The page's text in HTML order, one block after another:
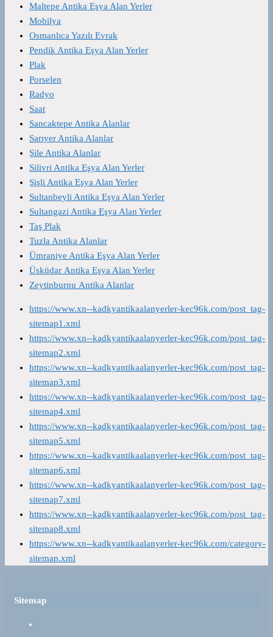
Maltepe Antika Eşya Alan Yerler
Mobilya
Osmanlıca Yazılı Evrak
Pendik Antika Eşya Alan Yerler
Plak
Porselen
Radyo
Saat
Sancaktepe Antika Alanlar
Sarıyer Antika Alanlar
Şile Antika Alanlar
Silivri Antika Eşya Alan Yerler
Şişli Antika Eşya Alan Yerler
Sultanbeyli Antika Eşya Alan Yerler
Sultangazi Antika Eşya Alan Yerler
Taş Plak
Tuzla Antika Alanlar
Ümraniye Antika Eşya Alan Yerler
Üsküdar Antika Eşya Alan Yerler
Zeytinburnu Antika Alanlar
https://www.xn--kadkyantikaalanyerler-kec96k.com/post_tag-
sitemap1.xml
https://www.xn--kadkyantikaalanyerler-kec96k.com/post_tag-
sitemap2.xml
https://www.xn--kadkyantikaalanyerler-kec96k.com/post_tag-
sitemap3.xml
https://www.xn--kadkyantikaalanyerler-kec96k.com/post_tag-
sitemap4.xml
https://www.xn--kadkyantikaalanyerler-kec96k.com/post_tag-
sitemap5.xml
https://www.xn--kadkyantikaalanyerler-kec96k.com/post_tag-
sitemap6.xml
https://www.xn--kadkyantikaalanyerler-kec96k.com/post_tag-
sitemap7.xml
https://www.xn--kadkyantikaalanyerler-kec96k.com/post_tag-
sitemap8.xml
https://www.xn--kadkyantikaalanyerler-kec96k.com/category-
sitemap.xml
Sitemap